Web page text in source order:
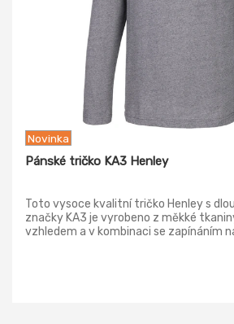
Novinka
Pánské tričko KA3 Henley
Toto vysoce kvalitní tričko Henley s
značky KA3 je vyrobeno z měkké
vzhledem a v kombinaci se zapínáním